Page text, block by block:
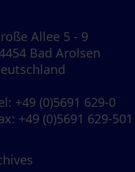
Allee 5 - 9
Bad Arolsen
: +49 (0)5691 629-0
: +49 (0)5691 629-501